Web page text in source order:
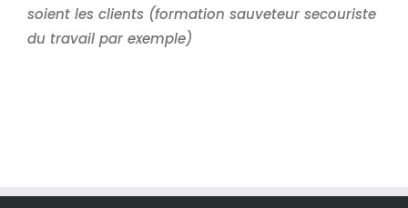
soient les clients (formation sauveteur secouriste
du travail par exemple)